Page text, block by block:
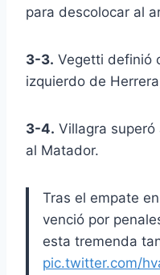
para descolocar al
3-3. Vegetti definió
izquierdo de
3-4. Villagra
al Matador.
Tras el empate
venció por
esta tremenda
pic.twitter.com/